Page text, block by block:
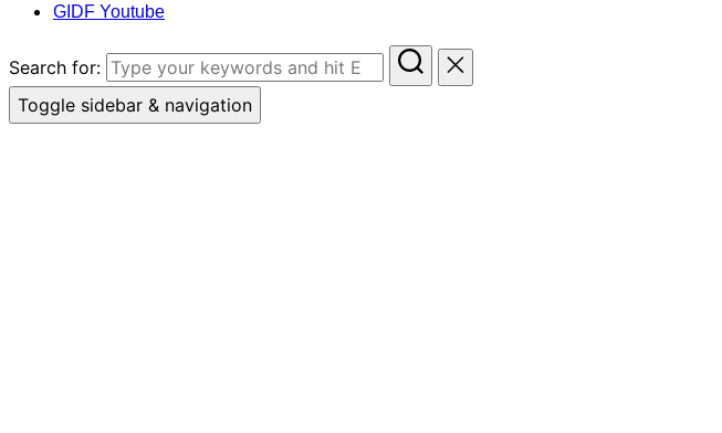
GIDF Youtube
Search for:
Toggle sidebar & navigation